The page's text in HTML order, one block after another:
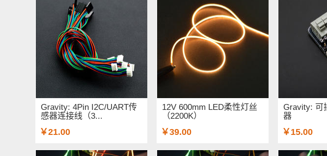
Gravity: 4Pin I2C/UART传
感器连接线（3...
￥21.00
12V 600mm LED柔性灯丝
（2200K）
￥39.00
Gravity: 可
器
￥15.00